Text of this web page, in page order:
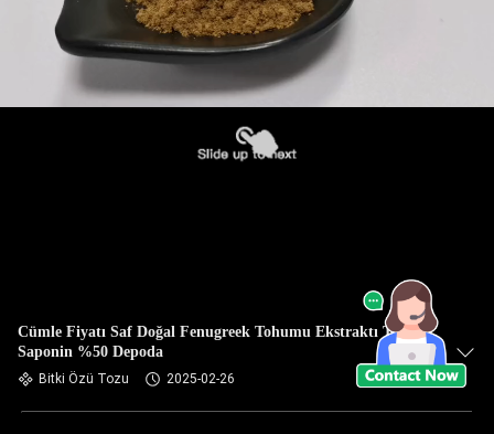
Cümle Fiyatı Saf Doğal Fenugreek Tohumu Ekstraktı Tozu
Saponin %50 Depoda
Bitki Özü Tozu 2025-02-26